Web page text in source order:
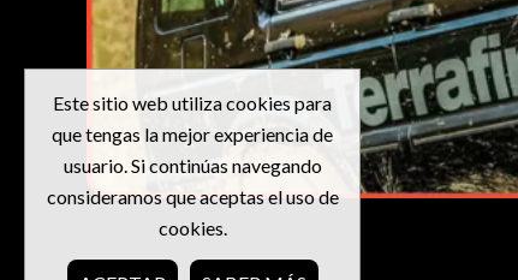
Este sitio web utiliza cookies para
que tengas la mejor experiencia de
usuario. Si continúas navegando
consideramos que aceptas el uso de
cookies.